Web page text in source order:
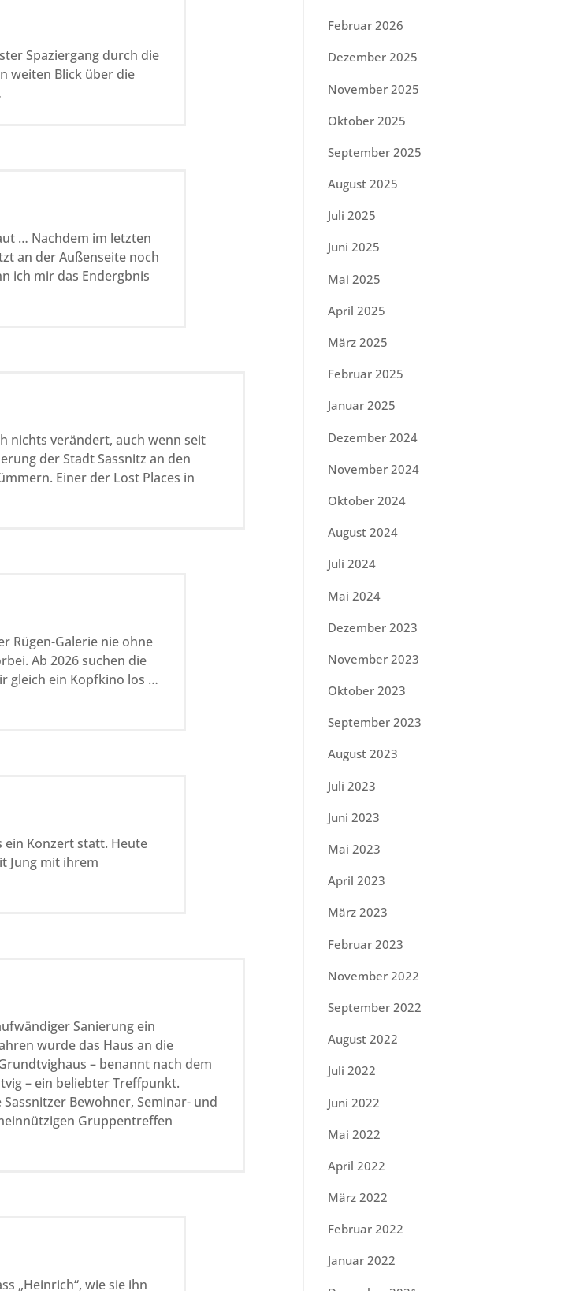
Spaziergang durch die
weiten Blick über die
… Nachdem im letzten
an der Außenseite noch
ich mir das Endergbnis
nichts verändert, auch wenn seit
der Stadt Sassnitz an den
Einer der Lost Places in
Rügen-Galerie nie ohne
Ab 2026 suchen die
gleich ein Kopfkino los …
ein Konzert statt. Heute
Jung mit ihrem
Sanierung ein
wurde das Haus an die
– benannt nach dem
– ein beliebter Treffpunkt.
Bewohner, Seminar- und
Gruppentreffen
„Heinrich“, wie sie ihn
Februar 2026
Dezember 2025
November 2025
Oktober 2025
September 2025
August 2025
Juli 2025
Juni 2025
Mai 2025
April 2025
März 2025
Februar 2025
Januar 2025
Dezember 2024
November 2024
Oktober 2024
August 2024
Juli 2024
Mai 2024
Dezember 2023
November 2023
Oktober 2023
September 2023
August 2023
Juli 2023
Juni 2023
Mai 2023
April 2023
März 2023
Februar 2023
November 2022
September 2022
August 2022
Juli 2022
Juni 2022
Mai 2022
April 2022
März 2022
Februar 2022
Januar 2022